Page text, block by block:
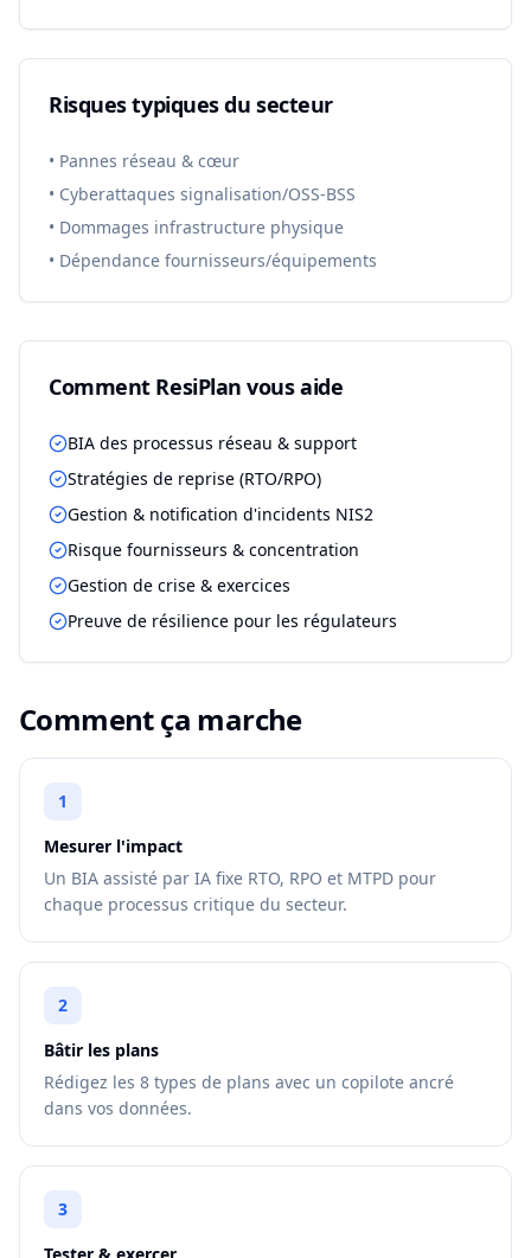
Risques typiques du secteur
• Pannes réseau & cœur
• Cyberattaques signalisation/OSS-BSS
• Dommages infrastructure physique
• Dépendance fournisseurs/équipements
Comment ResiPlan vous aide
BIA des processus réseau & support
Stratégies de reprise (RTO/RPO)
Gestion & notification d'incidents NIS2
Risque fournisseurs & concentration
Gestion de crise & exercices
Preuve de résilience pour les régulateurs
Comment ça marche
1
Mesurer l'impact
Un BIA assisté par IA fixe RTO, RPO et MTPD pour
chaque processus critique du secteur.
2
Bâtir les plans
Rédigez les 8 types de plans avec un copilote ancré
dans vos données.
3